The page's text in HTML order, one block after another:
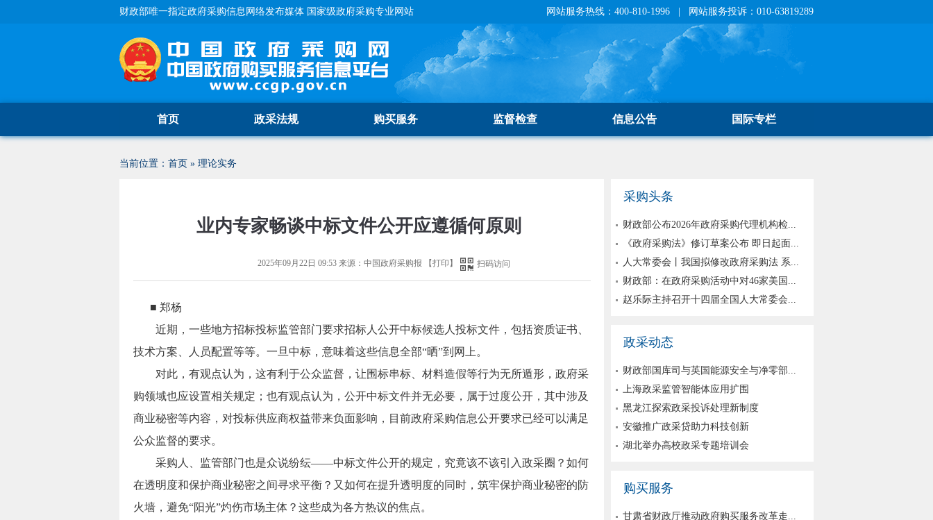
财政部唯一指定政府采购信息网络发布媒体 国家级政府采购专业网站 网站服务热线：400-810-1996 | 网站服务投诉：010-63819289
首页 政采法规 购买服务 监督检查 信息公告 国际专栏
当前位置： 首页 » 理论实务
业内专家畅谈中标文件公开应遵循何原则
2025年09月22日 09:53来源： 中国政府采购报 【打印 】 扫码访问
■ 郑杨
近期，一些地方招标投标监管部门要求招标人公开中标候选人投标文件，包括资质证书、
技术方案、人员配置等等。一旦中标，意味着这些信息全部“晒”到网上。
对此，有观点认为，这有利于公众监督，让围标串标、材料造假等行为无所遁形，政府采
购领域也应设置相关规定；也有观点认为，公开中标文件并无必要，属于过度公开，其中涉及
商业秘密等内容，对投标供应商权益带来负面影响，目前政府采购信息公开要求已经可以满足
公众监督的要求。
采购人、监管部门也是众说纷纭——中标文件公开的规定，究竟该不该引入政采圈？如何
在透明度和保护商业秘密之间寻求平衡？又如何在提升透明度的同时，筑牢保护商业秘密的防
火墙，避免“阳光”灼伤市场主体？这些成为各方热议的焦点。
采购头条
财政部公布2026年政府采购代理机构检...
《政府采购法》修订草案公布 即日起面...
人大常委会丨我国拟修改政府采购法 系...
财政部：在政府采购活动中对46家美国...
赵乐际主持召开十四届全国人大常委会...
政采动态
财政部国库司与英国能源安全与净零部...
上海政采监管智能体应用扩围
黑龙江探索政采投诉处理新制度
安徽推广政采贷助力科技创新
湖北举办高校政采专题培训会
购买服务
甘肃省财政厅推动政府购买服务改革走...